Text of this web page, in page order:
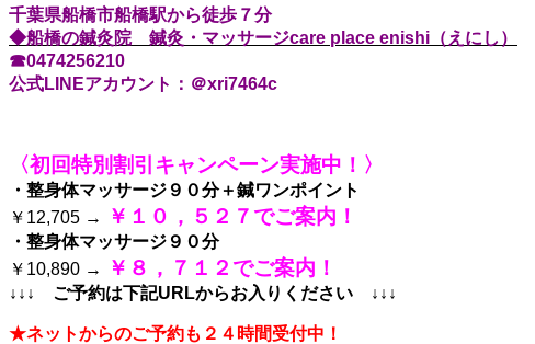
千葉県船橋市船橋駅から徒歩７分
◆船橋の鍼灸院 鍼灸・マッサージcare place enishi（えにし）
☎0474256210
公式LINEアカウント：＠xri7464c
〈初回特別割引キャンペーン実施中！〉
・整身体マッサージ９０分＋鍼ワンポイント
￥12,705 →
￥１０，５２７でご案内！
・整身体マッサージ９０分
￥10,890 →
￥８，７１２でご案内！
↓↓↓ ご予約は下記URLからお入りください ↓↓↓
★ネットからのご予約も２４時間受付中！